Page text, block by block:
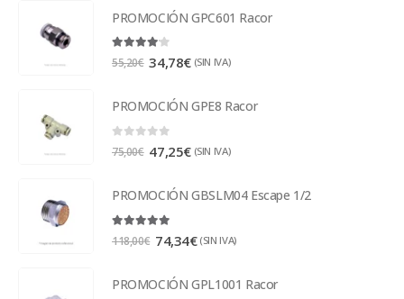
PROMOCIÓN GPC601 Racor
4.00out of 5
55,20€ 34,78€ (SIN IVA)
PROMOCIÓN GPE8 Racor
0out of 5
75,00€ 47,25€ (SIN IVA)
PROMOCIÓN GBSLM04 Escape 1/2
118,00€ 74,34€ (SIN IVA)
PROMOCIÓN GPL1001 Racor